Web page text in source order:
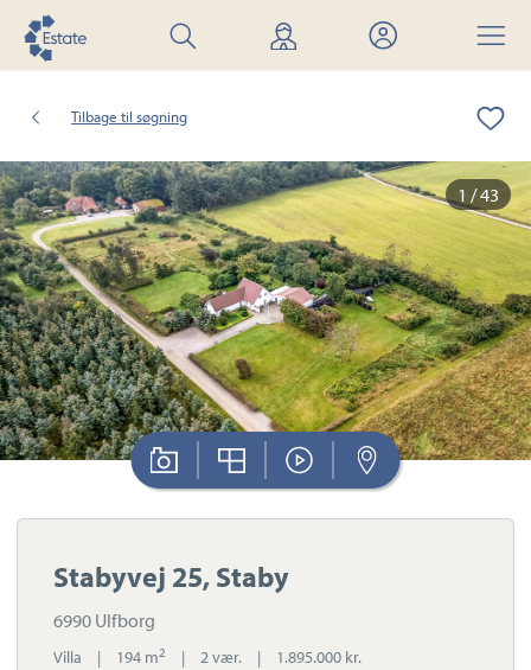
Søg
bolig
Find
mægler
Mit
Estate
Menu
Tilbage til søgning
1 / 43
Stabyvej 25, Staby
6990 Ulfborg
Villa | 194 m2 | 2 vær. | 1.895.000 kr.